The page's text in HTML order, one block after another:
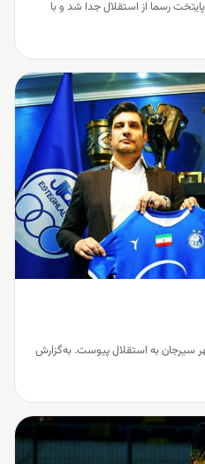
رسما از استقلال جدا شد و با
3 ساله از گل گهر سیرجان به استقلال پیوست. به‌گزارش